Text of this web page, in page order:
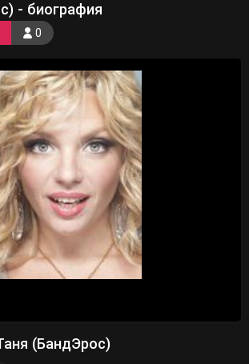
- биография
0
(БандЭрос)